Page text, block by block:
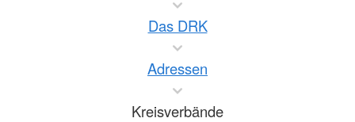
Das DRK
Adressen
Kreisverbände